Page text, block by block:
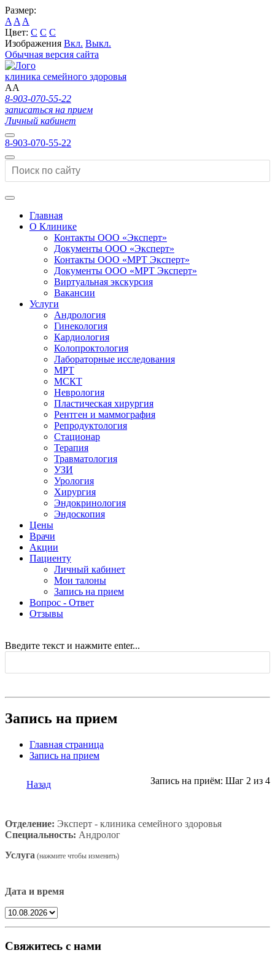
Размер:
A A A
Цвет: C C C
Изображения Вкл. Выкл.
Обычная версия сайта
клиника семейного здоровья
AA
8-903-070-55-22
записаться на прием
Личный кабинет
8-903-070-55-22
Главная
О Клинике
Контакты ООО «Эксперт»
Документы ООО «Эксперт»
Контакты ООО «МРТ Эксперт»
Документы ООО «МРТ Эксперт»
Виртуальная экскурсия
Вакансии
Услуги
Андрология
Гинекология
Кардиология
Колопроктология
Лабораторные исследования
МРТ
МСКТ
Неврология
Пластическая хирургия
Рентген и маммография
Репродуктология
Стационар
Терапия
Травматология
УЗИ
Урология
Хирургия
Эндокринология
Эндоскопия
Цены
Врачи
Акции
Пациенту
Личный кабинет
Мои талоны
Запись на прием
Вопрос - Ответ
Отзывы
Введите текст и нажмите enter...
Запись на прием
Главная страница
Запись на прием
Назад Запись на приём: Шаг 2 из 4
Отделение: Эксперт - клиника семейного здоровья
Специальность: Андролог
Услуга
Дата и время
Свяжитесь с нами